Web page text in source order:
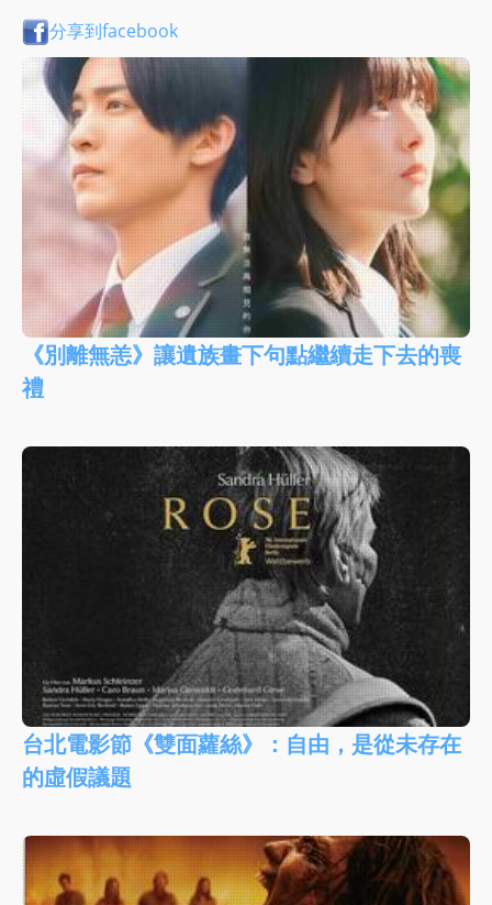
分享到facebook
《別離無恙》讓遺族畫下句點繼續走下去的喪
禮
台北電影節《雙面蘿絲》：自由，是從未存在
的虛假議題